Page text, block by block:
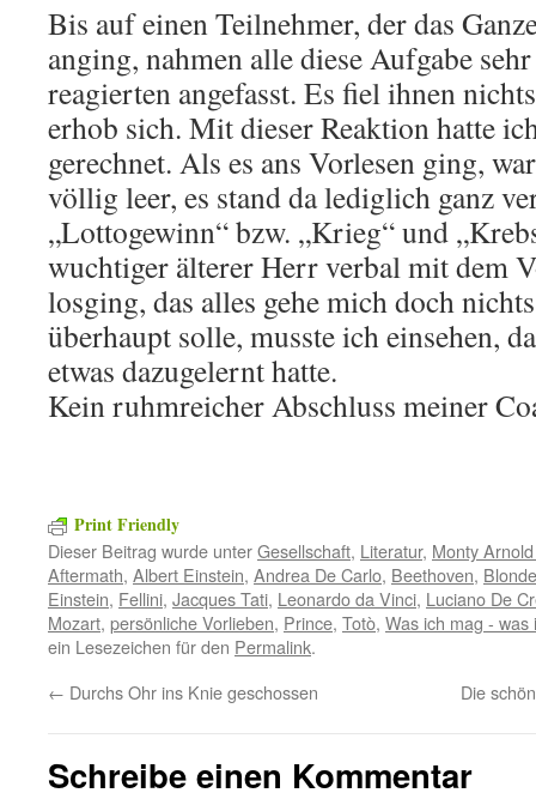
Bis auf einen Teilnehmer, der das
anging, nahmen alle diese Aufgabe
reagierten angefasst. Es fiel ihnen
erhob sich. Mit dieser Reaktion hatte
gerechnet. Als es ans Vorlesen ging,
völlig leer, es stand da lediglich ganz
„Lottogewinn“ bzw. „Krieg“ und
wuchtiger älterer Herr verbal mit dem
losging, das alles gehe mich doch
überhaupt solle, musste ich einsehen,
etwas dazugelernt hatte.
Kein ruhmreicher Abschluss meiner
Print Friendly
Dieser Beitrag wurde unterGesellschaft, Literatur, Monty
Aftermath, Albert Einstein, Andrea De Carlo, Beethoven,
Einstein, Fellini, Jacques Tati, Leonardo da Vinci, Luciano De
Mozart, persönliche Vorlieben, Prince, Totò, Was ich mag - was
ein Lesezeichen für den Permalink.
← Durchs Ohr ins Knie geschossen Die
Schreibe einen Kommentar